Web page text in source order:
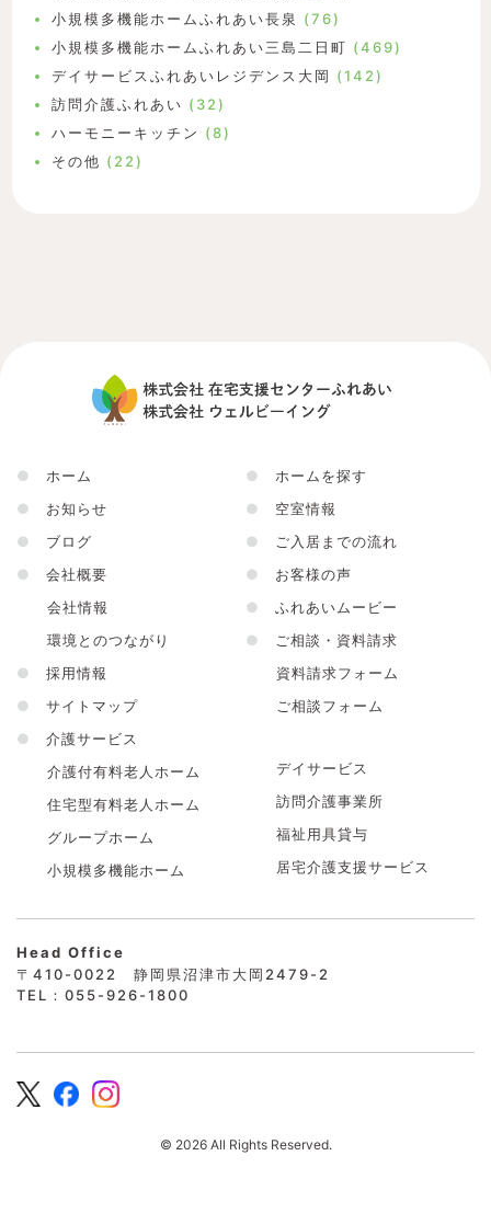
小規模多機能ホームふれあい長泉 (76)
小規模多機能ホームふれあい三島二日町 (469)
デイサービスふれあいレジデンス大岡 (142)
訪問介護ふれあい (32)
ハーモニーキッチン (8)
その他 (22)
●
ホーム
●
お知らせ
●
ブログ
●
会社概要
会社情報
環境とのつながり
●
採用情報
●
サイトマップ
●
介護サービス
介護付有料老人ホーム
住宅型有料老人ホーム
グループホーム
小規模多機能ホーム
●
ホームを探す
●
空室情報
●
ご入居までの流れ
●
お客様の声
●
ふれあいムービー
●
ご相談・資料請求
資料請求フォーム
ご相談フォーム
デイサービス
訪問介護事業所
福祉用具貸与
居宅介護支援サービス
Head Office
〒410-0022 静岡県沼津市大岡2479-2
TEL：055-926-1800
© 2026 All Rights Reserved.